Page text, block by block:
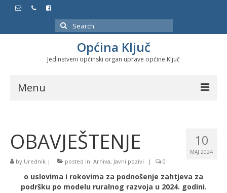
Search
for:
Općina Ključ
Jedinstveni općinski organ uprave općine Ključ
Menu
Službeni glasnici
Javne nabavke
Značajni datumi i manifestacije
10
MAJ 2024
OBAVJEŠTENJE
by Urednik | posted in: Arhiva, Javni pozivi | 0
o uslovima i rokovima za podnošenje zahtjeva za
podršku po modelu ruralnog razvoja u 2024. godini.